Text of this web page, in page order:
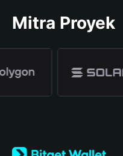
Mitra Proyek